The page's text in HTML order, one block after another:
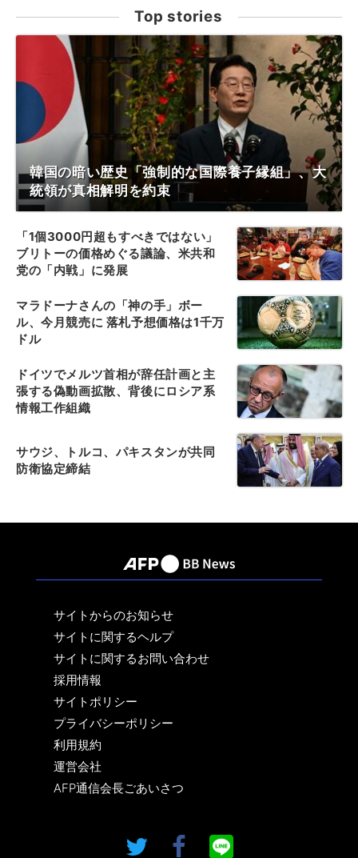
Top stories
韓国の暗い歴史「強制的な国際養子縁組」、大
統領が真相解明を約束
「1個3000円超もすべきではない」
ブリトーの価格めぐる議論、米共和
党の「内戦」に発展
マラドーナさんの「神の手」ボー
ル、今月競売に 落札予想価格は1千万
ドル
ドイツでメルツ首相が辞任計画と主
張する偽動画拡散、背後にロシア系
情報工作組織
サウジ、トルコ、パキスタンが共同
防衛協定締結
サイトからのお知らせ
サイトに関するヘルプ
サイトに関するお問い合わせ
採用情報
サイトポリシー
プライバシーポリシー
利用規約
運営会社
AFP通信会長ごあいさつ